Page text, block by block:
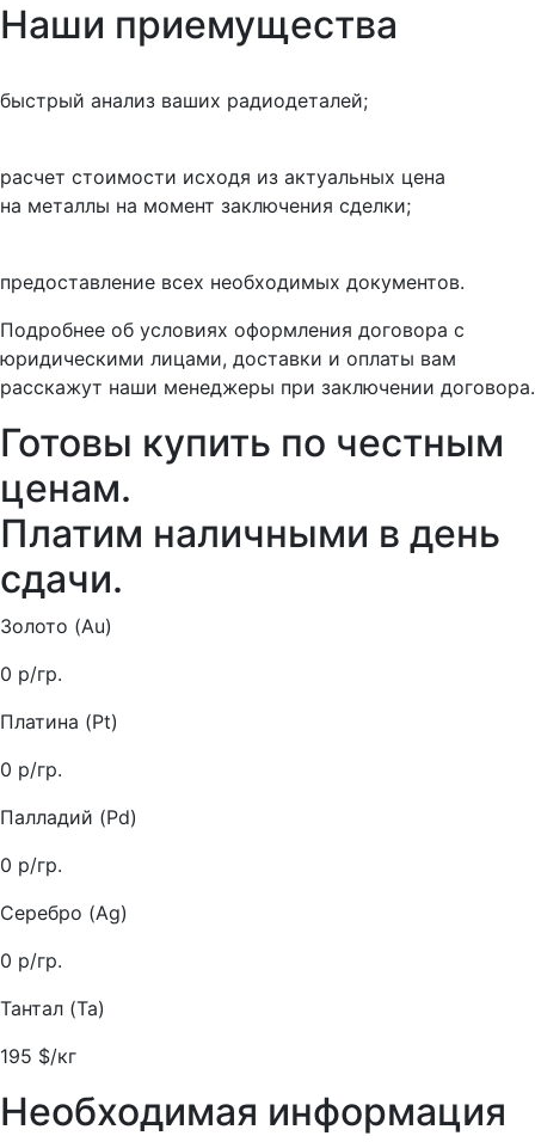
Наши приемущества
быстрый анализ ваших радиодеталей;
расчет стоимости исходя из актуальных цена
на металлы на момент заключения сделки;
предоставление всех необходимых документов.
Подробнее об условиях оформления договора с
юридическими лицами, доставки и оплаты вам
расскажут наши менеджеры при заключении договора.
Готовы купить по честным
ценам.
Платим наличными в день
сдачи.
Золото (Au)
0 р/гр.
Платина (Pt)
0 р/гр.
Палладий (Pd)
0 р/гр.
Серебро (Ag)
0 р/гр.
Тантал (Ta)
195 $/кг
Необходимая информация